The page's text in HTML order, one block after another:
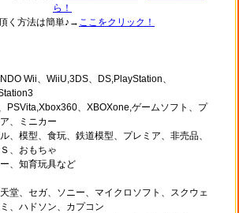
ら！
く方法は簡単♪→ ここをクリック！
Wii、WiiU,3DS、DS,PlayStation、
PSVita,Xbox360、XBOXone,ゲームソフト、プ
、ミニカー
、模型、食玩、鉄道模型、プレミア、非売品、
、おもちゃ
、知育玩具など
堂、セガ、ソニー、マイクロソフト、スクウェ
、ハドソン、カプコン